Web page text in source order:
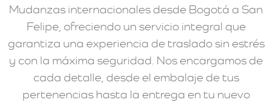
Mudanzas internacionales desde Bogotá a San
Felipe, ofreciendo un servicio integral que
garantiza una experiencia de traslado sin estrés
y con la máxima seguridad. Nos encargamos de
cada detalle, desde el embalaje de tus
pertenencias hasta la entrega en tu nuevo